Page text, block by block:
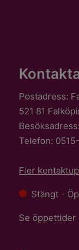
Postadress:
521 81
Telefon:
Fler
Stängt -
Se öppettider